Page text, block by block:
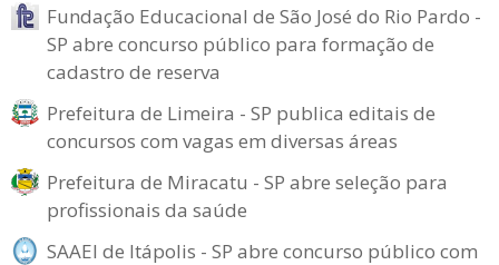
Fundação Educacional de São José do Rio Pardo -
SP abre concurso público para formação de
cadastro de reserva
Prefeitura de Limeira - SP publica editais de
concursos com vagas em diversas áreas
Prefeitura de Miracatu - SP abre seleção para
profissionais da saúde
SAAEI de Itápolis - SP abre concurso público com